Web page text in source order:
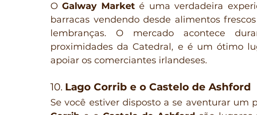
O Galway Market é uma verdadeira
barracas vendendo desde alimentos
lembranças. O mercado acontece
proximidades da Catedral, e é um ótimo
apoiar os comerciantes irlandeses.
10. Lago Corrib e o Castelo de Ashford
Se você estiver disposto a se aventurar um